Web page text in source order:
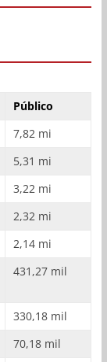
Público
7,82 mi
5,31 mi
3,22 mi
2,32 mi
2,14 mi
431,27 mil
330,18 mil
70,18 mil